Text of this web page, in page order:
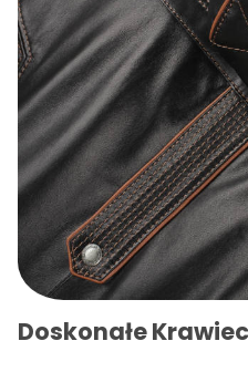
Doskonałe